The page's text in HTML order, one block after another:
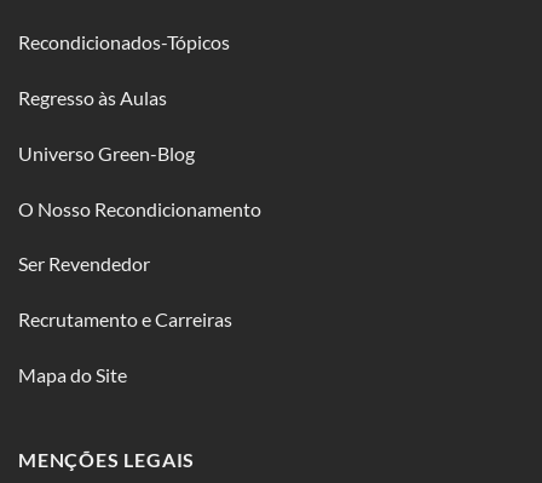
Recondicionados-Tópicos
Regresso às Aulas
Universo Green-Blog
O Nosso Recondicionamento
Ser Revendedor
Recrutamento e Carreiras
Mapa do Site
MENÇÕES LEGAIS